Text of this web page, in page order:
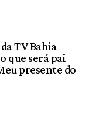
TV Bahia
que será pai
presente do